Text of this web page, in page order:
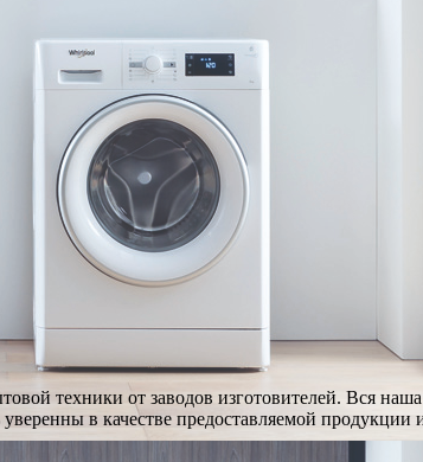
техники от заводов изготовителей. Вся
в качестве предоставляемой продукции